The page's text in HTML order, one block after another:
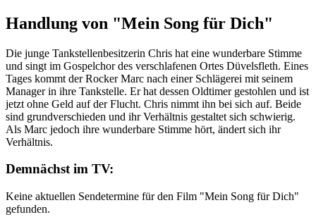
Handlung von "Mein Song für Dich"
Die junge Tankstellenbesitzerin Chris hat eine wunderbare Stimme
und singt im Gospelchor des verschlafenen Ortes Düvelsfleth. Eines
Tages kommt der Rocker Marc nach einer Schlägerei mit seinem
Manager in ihre Tankstelle. Er hat dessen Oldtimer gestohlen und ist
jetzt ohne Geld auf der Flucht. Chris nimmt ihn bei sich auf. Beide
sind grundverschieden und ihr Verhältnis gestaltet sich schwierig.
Als Marc jedoch ihre wunderbare Stimme hört, ändert sich ihr
Verhältnis.
Demnächst im TV:
Keine aktuellen Sendetermine für den Film "Mein Song für Dich"
gefunden.